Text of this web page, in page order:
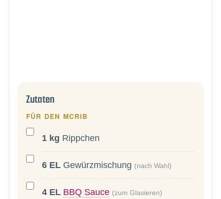
Zutaten
FÜR DEN MCRIB
1 kg Rippchen
6 EL Gewürzmischung (nach Wahl)
4 EL BBQ Sauce (zum Glasieren)